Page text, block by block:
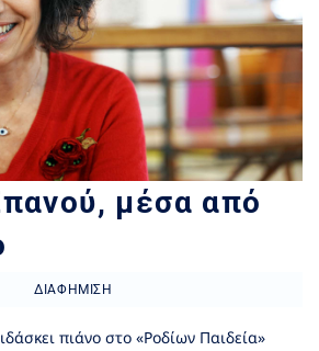
μέσα από
ΔΙΑΦΉΜΙΣΗ
πιάνο στο «Ροδίων Παιδεία»